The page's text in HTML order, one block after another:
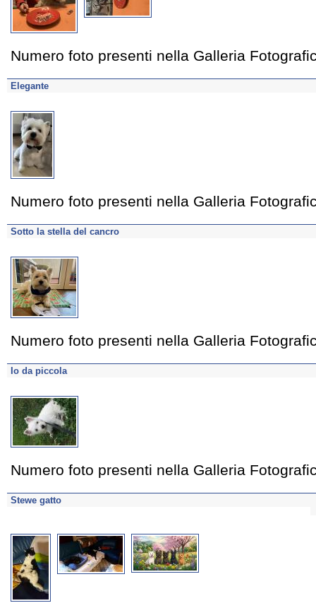
Numero foto presenti nella Galleria
Elegante
Numero foto presenti nella Galleria
Sotto la stella del cancro
Numero foto presenti nella Galleria
Io da piccola
Numero foto presenti nella Galleria
Stewe gatto